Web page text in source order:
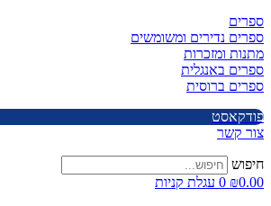
ספרים
ספרים נדירים ומשומשים
מתנות ומזכרות
ספרים באנגלית
ספרים ברוסית
פודקאסט
צור קשר
חיפוש
₪0.00
0 עגלת קניות